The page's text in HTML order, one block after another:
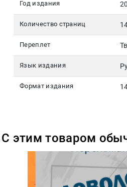
Год издания
Количество страниц
Переплет
Язык издания
Формат издания
С этим товаром